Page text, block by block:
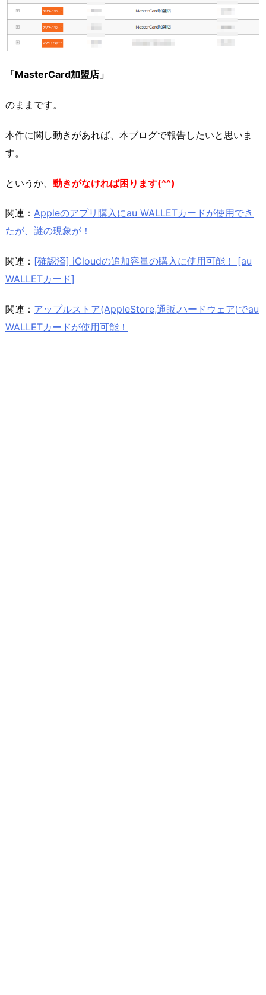
「MasterCard加盟店」
のままです。
本件に関し動きがあれば、本ブログで報告したいと思いま
す。
というか、 動きがなければ困ります(^^)
関連： Appleのアプリ購入にau WALLETカードが使用でき
たが、謎の現象が！
関連： [確認済] iCloudの追加容量の購入に使用可能！ [au
WALLETカード]
関連： アップルストア(AppleStore,通販,ハードウェア)でau
WALLETカードが使用可能！